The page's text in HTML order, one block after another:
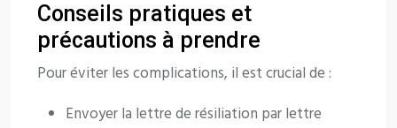
Conseils pratiques et
précautions à prendre
Pour éviter les complications, il est crucial de :
Envoyer la lettre de résiliation par lettre